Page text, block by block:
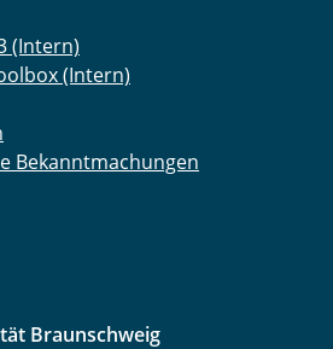
(Intern)
(Intern)
Bekanntmachungen
Braunschweig